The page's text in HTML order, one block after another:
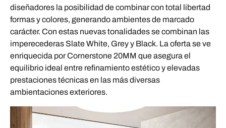
diseñadores la posibilidad de combinar con total libertad
formas y colores, generando ambientes de marcado
carácter. Con estas nuevas tonalidades se combinan las
imperecederas Slate White, Grey y Black. La oferta se ve
enriquecida por Cornerstone 20MM que asegura el
equilibrio ideal entre refinamiento estético y elevadas
prestaciones técnicas en las más diversas
ambientaciones exteriores.